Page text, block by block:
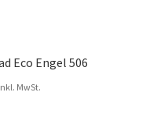
Eco Engel 506
MwSt.